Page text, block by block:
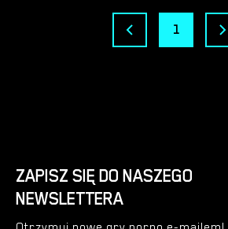
1
ZAPISZ SIĘ DO NASZEGO
NEWSLETTERA